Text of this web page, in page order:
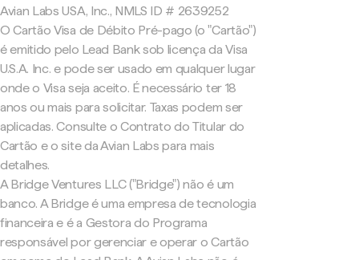
Avian Labs USA, Inc., NMLS ID # 2639252
O Cartão Visa de Débito Pré-pago (o "Cartão")
é emitido pelo Lead Bank sob licença da Visa
U.S.A. Inc. e pode ser usado em qualquer lugar
onde o Visa seja aceito. É necessário ter 18
anos ou mais para solicitar. Taxas podem ser
aplicadas. Consulte o Contrato do Titular do
Cartão e o site da Avian Labs para mais
detalhes.
A Bridge Ventures LLC ("Bridge") não é um
banco. A Bridge é uma empresa de tecnologia
financeira e é a Gestora do Programa
responsável por gerenciar e operar o Cartão